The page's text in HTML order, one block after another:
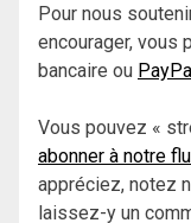
Pour nous
encourager, vous
bancaire ou
Vous pouvez «
abonner à notre
appréciez, notez
laissez-y un